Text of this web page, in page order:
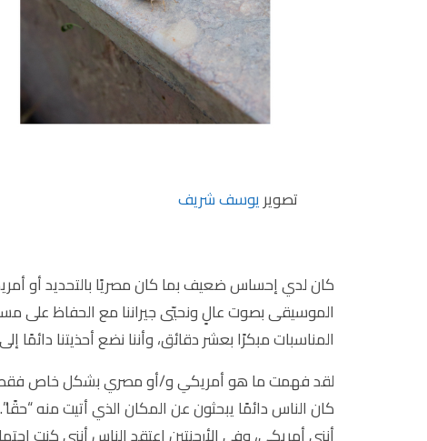
تصويريوسف شريف
كان لدي إحساس ضعيف بما كان مصريًا بالتحديد أو
الموسيقى بصوت عالٍ ونحيّي جيراننا مع الحفاظ على
المناسبات مبكرًا بعشر دقائق، وأننا نضع أحذيتنا دائمًا
لقد فهمت ما هو أمريكي و/أو مصري بشكل خاص فقط
كان الناس دائمًا يبحثون عن المكان الذي أتيت منه